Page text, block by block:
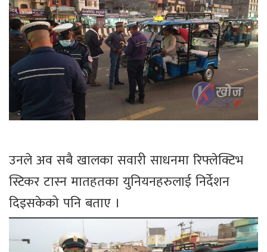
उनले अव सबै खालका सवारी साधनमा रिफ्लेक्टिभ
स्टिकर टास्न मातहतका युनियनहरुलाई निर्देशन
दिइसकेको पनि बताए ।